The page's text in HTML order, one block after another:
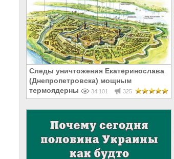
Следы уничтожения Екатеринослава
(Днепропетровска) мощным
термоядерным взрывом в 1785 году
34 101 325